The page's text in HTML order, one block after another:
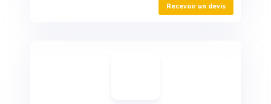
Recevoir un devis